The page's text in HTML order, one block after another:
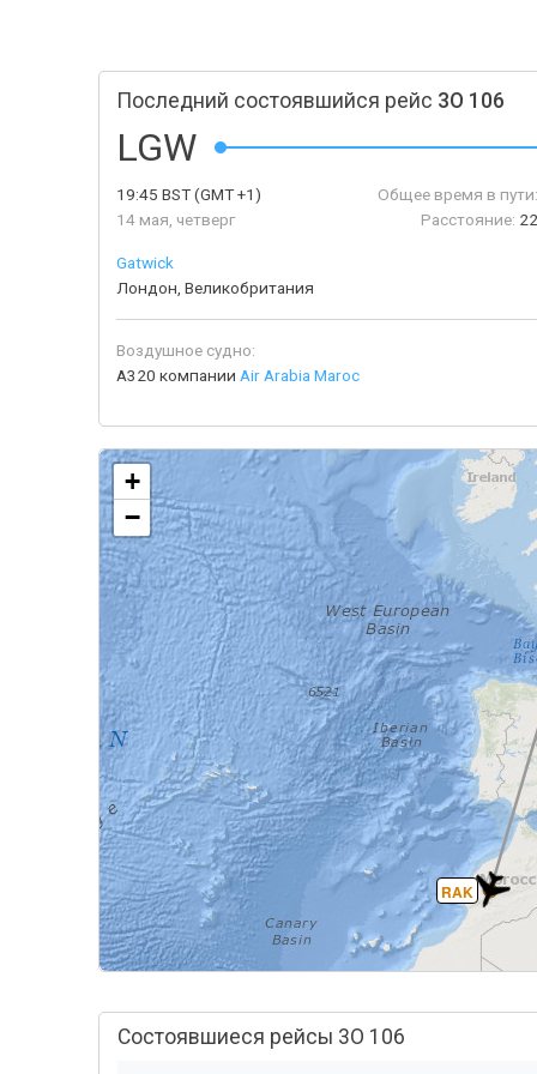
Последний состоявшийся рейс 3O 106
LGW
19:45 BST(GMT +1)
14 мая, четверг
Общее время в пути:
Расстояние:
Gatwick
Лондон, Великобритания
Воздушное судно:
A320 компании Air Arabia Maroc
RAK
+
−
Состоявшиеся рейсы 3O 106